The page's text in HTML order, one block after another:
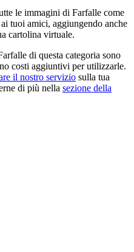
le immagini di Farfalle come
tuoi amici, aggiungendo anche
cartolina virtuale.
di questa categoria sono
costi aggiuntivi per utilizzarle.
il nostro servizio sulla tua
di più nella sezione della